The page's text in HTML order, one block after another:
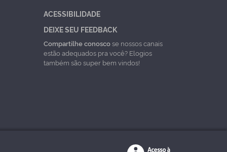
ACESSIBILIDADE
DEIXE SEU FEEDBACK
Compartilhe conoscose nossos canais
estão adequados pra você? Elogios
também são super bem vindos!